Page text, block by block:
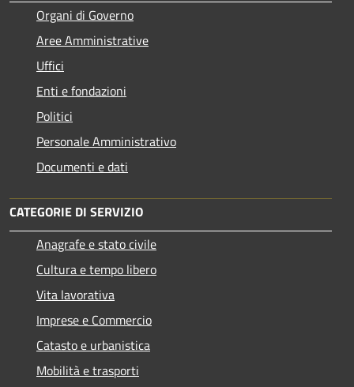
Organi di Governo
Aree Amministrative
Uffici
Enti e fondazioni
Politici
Personale Amministrativo
Documenti e dati
CATEGORIE DI SERVIZIO
Anagrafe e stato civile
Cultura e tempo libero
Vita lavorativa
Imprese e Commercio
Catasto e urbanistica
Mobilità e trasporti